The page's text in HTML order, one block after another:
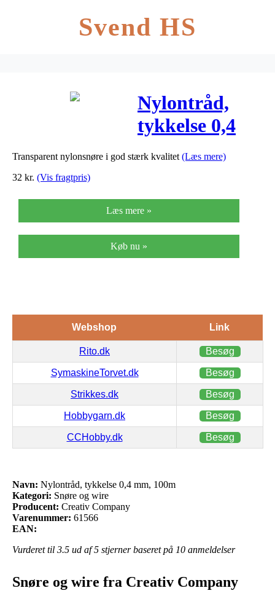
Svend HS
Nylontråd,
tykkelse 0,4
mm, 100m
Transparent nylonsnøre i god stærk kvalitet (Læs mere)
32 kr. (Vis fragtpris)
Læs mere »
Køb nu »
Webshop Link
Rito.dk Besøg
SymaskineTorvet.dk Besøg
Strikkes.dk Besøg
Hobbygarn.dk Besøg
CCHobby.dk Besøg
Navn: Nylontråd, tykkelse 0,4 mm, 100m
Kategori: Snøre og wire
Producent: Creativ Company
Varenummer: 61566
EAN:
Vurderet til 3.5 ud af 5 stjerner baseret på 10 anmeldelser
Snøre og wire fra Creativ Company